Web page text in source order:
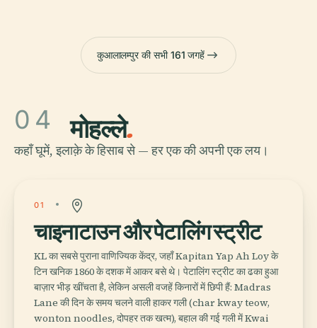
कुआलालम्पुर की सभी 161 जगहें
04 मोहल्ले.
कहाँ घूमें, इलाक़े के हिसाब से — हर एक की अपनी एक लय।
01
चाइनाटाउन और पेटालिंग स्ट्रीट
KL का सबसे पुराना वाणिज्यिक केंद्र, जहाँ Kapitan Yap Ah Loy के
टिन खनिक 1860 के दशक में आकर बसे थे। पेटालिंग स्ट्रीट का ढका हुआ
बाज़ार भीड़ खींचता है, लेकिन असली वजहें किनारों में छिपी हैं: Madras
Lane की दिन के समय चलने वाली हाकर गली (char kway teow,
wonton noodles, दोपहर तक खत्म), बहाल की गई गली में Kwai